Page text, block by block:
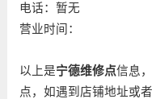
电话：暂无
营业时间：
以上是宁德维修点信息
点，如遇到店铺地址或